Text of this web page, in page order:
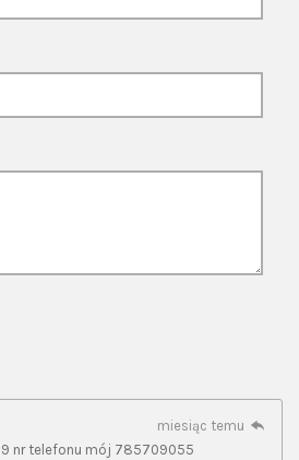
miesiąc temu
nr telefonu mój 785709055